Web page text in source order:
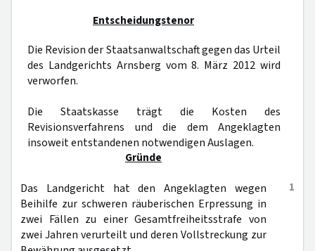
Entscheidungstenor
Die Revision der Staatsanwaltschaft gegen das Urteil
des Landgerichts Arnsberg vom 8. März 2012 wird
verworfen.
Die Staatskasse trägt die Kosten des
Revisionsverfahrens und die dem Angeklagten
insoweit entstandenen notwendigen Auslagen.
Gründe
1
Das Landgericht hat den Angeklagten wegen
Beihilfe zur schweren räuberischen Erpressung in
zwei Fällen zu einer Gesamtfreiheitsstrafe von
zwei Jahren verurteilt und deren Vollstreckung zur